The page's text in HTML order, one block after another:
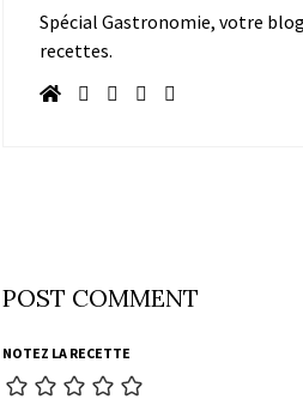
Spécial Gastronomie, votre
recettes.
POST COMMENT
NOTEZ LA RECETTE